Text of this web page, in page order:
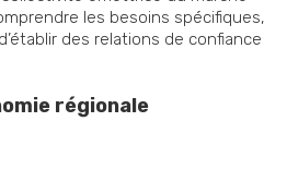
les besoins spécifiques,
des relations de confiance
régionale